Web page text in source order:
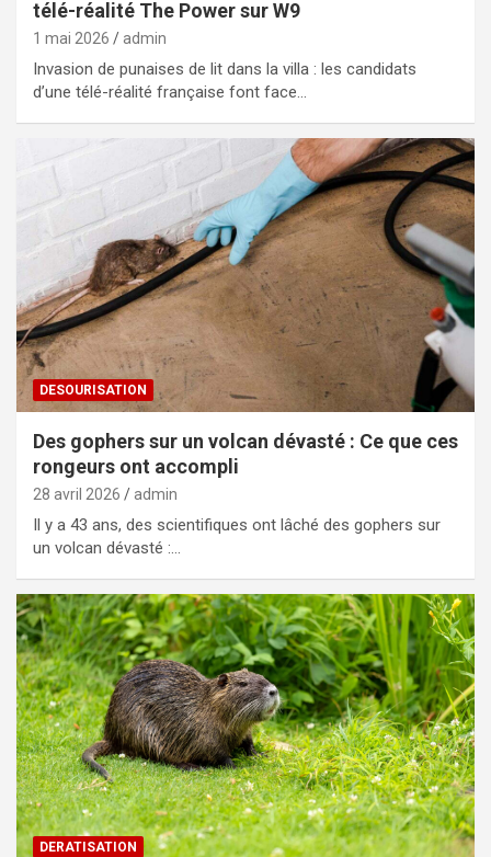
télé-réalité The Power sur W9
1 mai 2026 admin
Invasion de punaises de lit dans la villa : les candidats
d’une télé-réalité française font face…
DESOURISATION
Des gophers sur un volcan dévasté : Ce que ces
rongeurs ont accompli
28 avril 2026 admin
Il y a 43 ans, des scientifiques ont lâché des gophers sur
un volcan dévasté :…
DERATISATION